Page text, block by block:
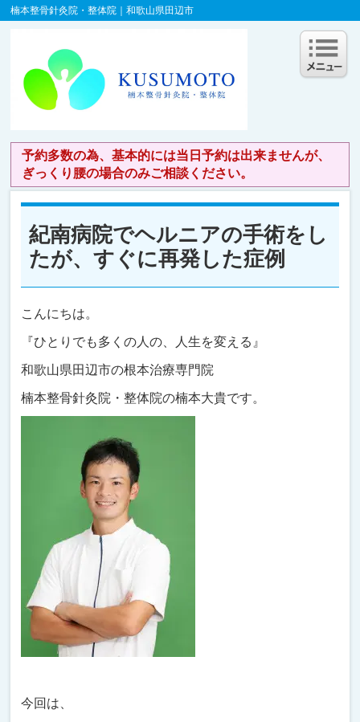
楠本整骨針灸院・整体院｜和歌山県田辺市
予約多数の為、基本的には当日予約は出来ませんが、
ぎっくり腰の場合のみご相談ください。
紀南病院でヘルニアの手術をし
たが、すぐに再発した症例
こんにちは。
『ひとりでも多くの人の、人生を変える』
和歌山県田辺市の根本治療専門院
楠本整骨針灸院・整体院の楠本大貴です。
今回は、